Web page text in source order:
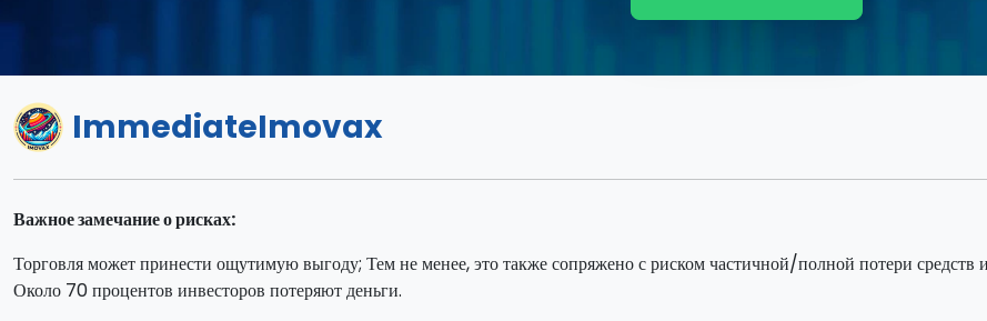
ImmediateImovax
Важное замечание о рисках:
Торговля может принести ощутимую выгоду; Тем не менее, это также сопряжено с риском частичной/полной потери
Около 70 процентов инвесторов потеряют деньги.